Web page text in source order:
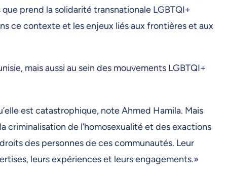
prend la solidarité transnationale LGBTQI+
ce contexte et les enjeux liés aux frontières et aux
mais aussi au sein des mouvements LGBTQI+
est catastrophique, note Ahmed Hamila. Mais
criminalisation de l’homosexualité et des exactions
des personnes de ces communautés. Leur
leurs expériences et leurs engagements.»